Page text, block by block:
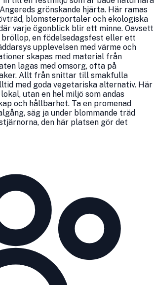
grönskande hjärta. Här ramas
blomsterportaler och ekologiska
varje ögonblick blir ett minne. Oavsett
en födelsedagsfest eller ett
upplevelsen med värme och
skapas med material från
lagas med omsorg, ofta på
Allt från snittar till smakfulla
med goda vegetariska alternativ. Här
utan en hel miljö som andas
och hållbarhet. Ta en promenad
säg ja under blommande träd
den här platsen gör det